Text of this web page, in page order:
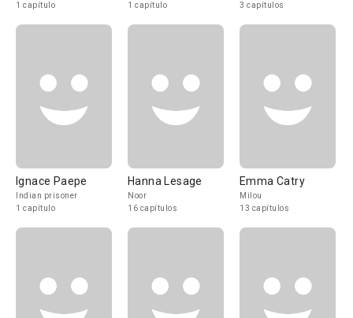
1 capítulo
1 capítulo
3 capítulos
Ignace Paepe
Indian prisoner
1 capítulo
Hanna Lesage
Noor
16 capítulos
Emma Catry
Milou
13 capítulos